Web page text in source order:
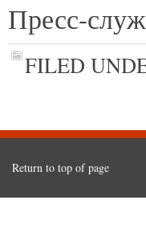
Пресс-
FILED
Return to top of page